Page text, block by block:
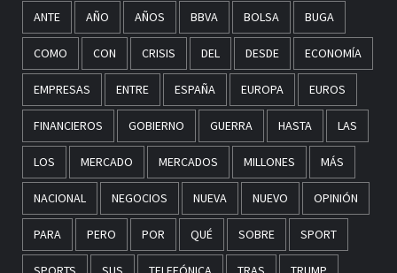
ANTE AÑO AÑOS BBVA BOLSA BUGA
COMO CON CRISIS DEL DESDE ECONOMÍA
EMPRESAS ENTRE ESPAÑA EUROPA EUROS
FINANCIEROS GOBIERNO GUERRA HASTA LAS
LOS MERCADO MERCADOS MILLONES MÁS
NACIONAL NEGOCIOS NUEVA NUEVO OPINIÓN
PARA PERO POR QUÉ SOBRE SPORT